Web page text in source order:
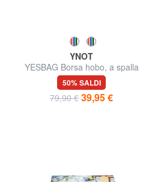
YNOT
YESBAG Borsa hobo, a spalla
50% SALDI
79,90 € 39,95 €